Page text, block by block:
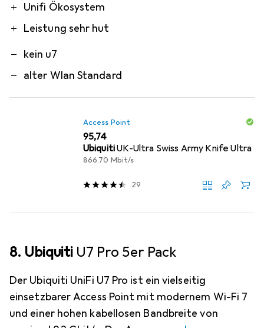
ProUnifi Ökosystem
Leistung sehr hut
Contra
kein u7
alter Wlan Standard
Access Point
EUR
95,74
UbiquitiUK-Ultra Swiss Army Knife Ultra
866.70 Mbit/s
29
8. Ubiquiti U7 Pro 5er Pack
Der Ubiquiti UniFi U7 Pro ist ein vielseitig
einsetzbarer Access Point mit modernem Wi-Fi 7
und einer hohen kabellosen Bandbreite von